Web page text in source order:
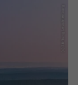
(c) Stiftung Leuchtenburg